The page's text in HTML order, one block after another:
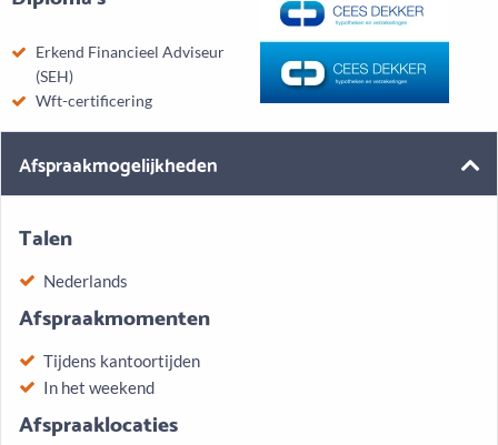
Erkend Financieel Adviseur
(SEH)
Wft-certificering
Afspraakmogelijkheden
Talen
Nederlands
Afspraakmomenten
Tijdens kantoortijden
In het weekend
Afspraaklocaties